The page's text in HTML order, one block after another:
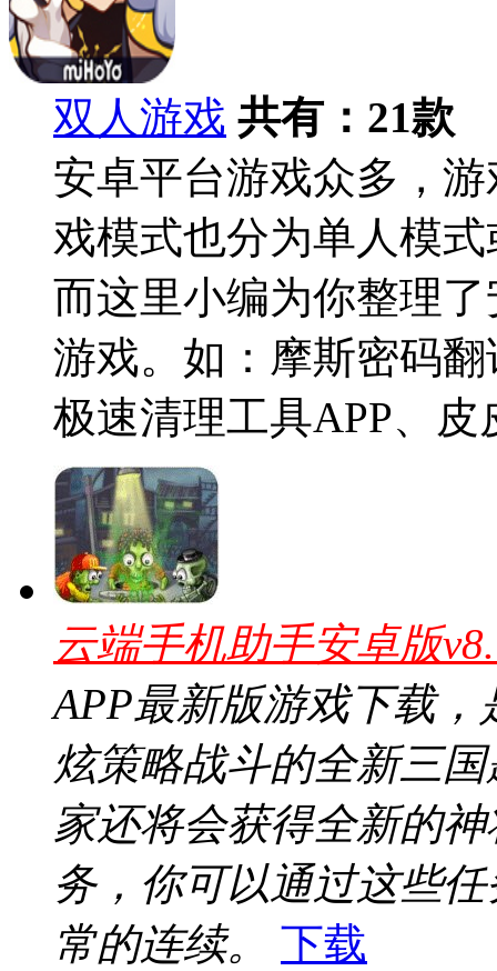
双人游戏 共有： 21款
安卓平台游戏众多，
戏模式也分为单人模
而这里小编为你整理
游戏。如：摩斯密码
极速清理工具APP、
云端手机助手安卓版
APP最新版游戏下载
炫策略战斗的全新三
家还将会获得全新的
务，你可以通过这些
常的连续。
下载